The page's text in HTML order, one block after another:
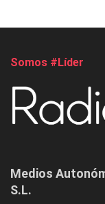
Somos #Líder
Medios
S.L.